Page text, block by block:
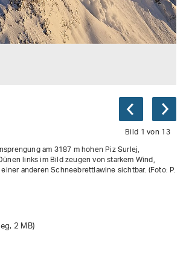
Bild 1 von 13
am 3187 m hohen Piz Surlej,
links im Bild zeugen von starkem Wind,
anderen Schneebrettlawine sichtbar. (Foto: P.
2 MB)
7 MB)
2 MB)
994 KB)